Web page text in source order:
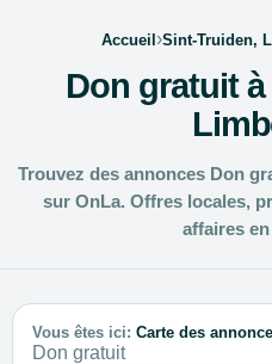
Accueil›Sint-Truiden,
Don gratuit
Trouvez des annonces Don
sur OnLa. Offres locales,
affaires
Vous êtes ici: Carte des
Don gratuit